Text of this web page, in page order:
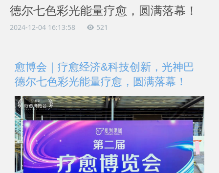
德尔七色彩光能量疗愈，圆满落幕！
2024-12-04 16:13:58 521
愈博会｜疗愈经济&科技创新，光神巴
德尔七色彩光能量疗愈，圆满落幕！